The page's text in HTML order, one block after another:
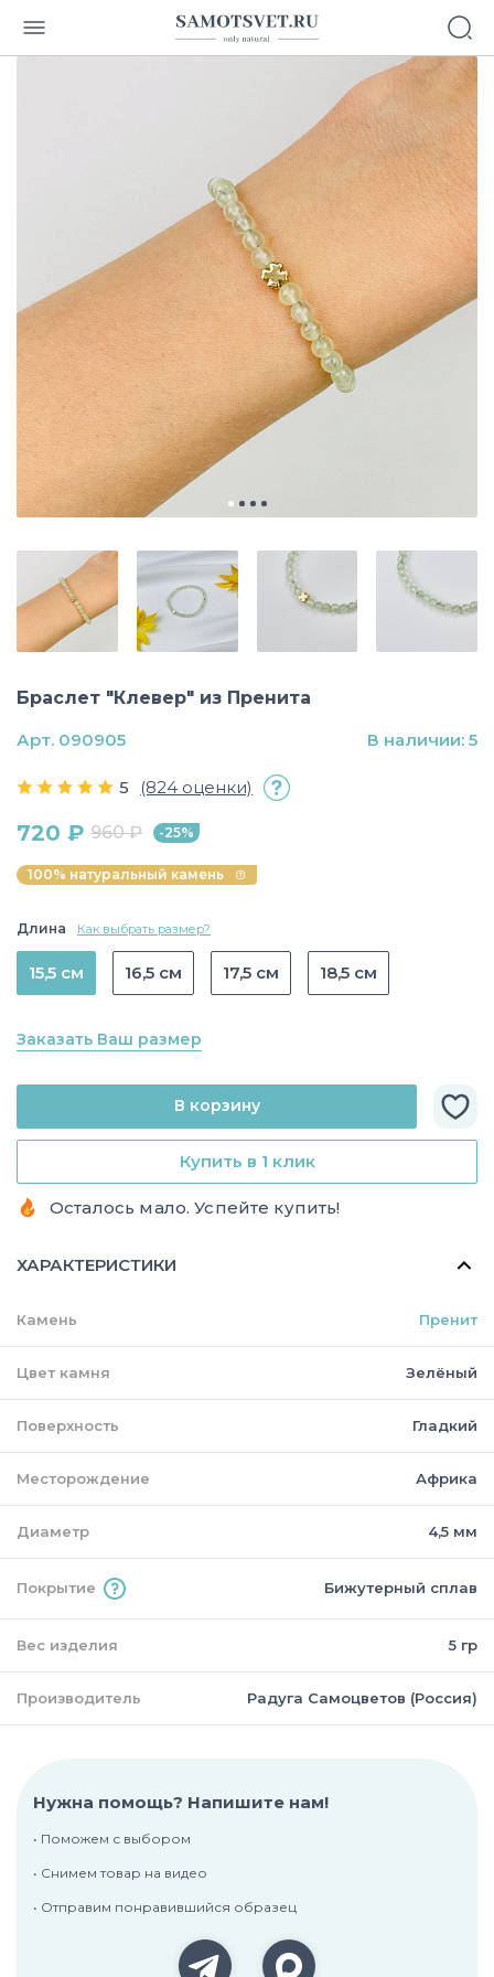
Браслет "Клевер" из Пренита
5 (824 оценки)
720 ₽ 960 ₽ -25%
100% натуральный камень
Длина Как выбрать размер?
15,5 см 16,5 см 17,5 см 18,5 см
Заказать Ваш размер
Купить в 1 клик
В корзину
Осталось мало. Успейте купить!
Арт. 090905 В наличии: 5
ХАРАКТЕРИСТИКИ
Камень Пренит
Цвет камня Зелёный
Поверхность Гладкий
Месторождение Африка
Диаметр 4,5 мм
Покрытие Бижутерный сплав
Вес изделия 5 гр
Производитель Радуга Самоцветов (Россия)
Нужна помощь? Напишите нам!
• Поможем с выбором
• Снимем товар на видео
• Отправим понравившийся образец